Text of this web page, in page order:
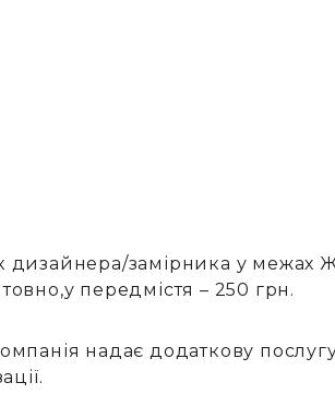
дизайнера/замірника у межах
передмістя – 250 грн.
надає додаткову